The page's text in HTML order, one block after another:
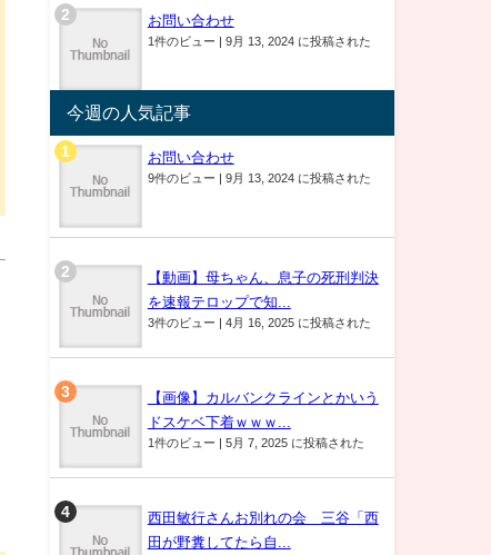
お問い合わせ
1件のビュー | 9月 13, 2024 に投稿された
今週の人気記事
お問い合わせ
9件のビュー | 9月 13, 2024 に投稿された
【動画】母ちゃん、息子の死刑判決
を速報テロップで知...
3件のビュー | 4月 16, 2025 に投稿された
【画像】カルバンクラインとかいう
ドスケベ下着ｗｗｗ...
1件のビュー | 5月 7, 2025 に投稿された
西田敏行さんお別れの会 三谷「西
田が野糞してたら自...